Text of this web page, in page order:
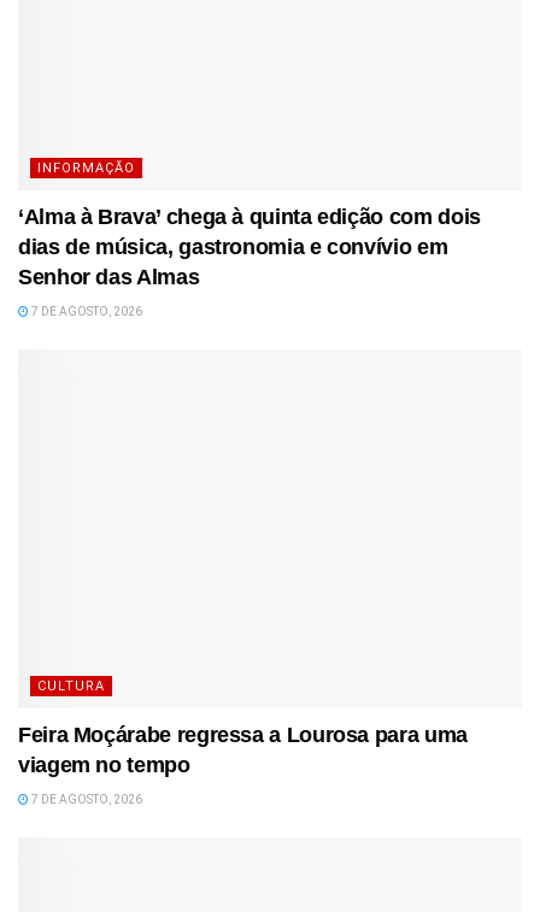
INFORMAÇÃO
‘Alma à Brava’ chega à quinta edição com dois
dias de música, gastronomia e convívio em
Senhor das Almas
7 DE AGOSTO, 2026
CULTURA
Feira Moçárabe regressa a Lourosa para uma
viagem no tempo
7 DE AGOSTO, 2026